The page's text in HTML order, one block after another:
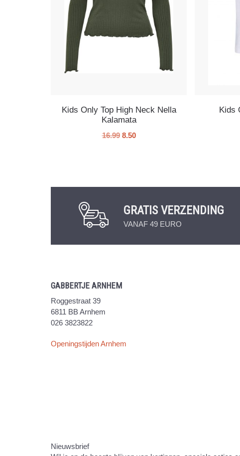
Kids Only Top High Neck Nella
Kalamata
16.99 8.50
Kids
GRATIS VERZENDING
VANAF 49 EURO
GABBERTJE ARNHEM
Roggestraat 39
6811 BB Arnhem
026 3823822
Openingstijden Arnhem
Nieuwsbrief